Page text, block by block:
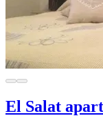
El Salat